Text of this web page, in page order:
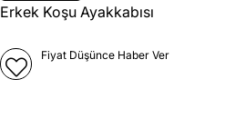
Erkek Koşu Ayakkabısı
Fiyat Düşünce Haber Ver